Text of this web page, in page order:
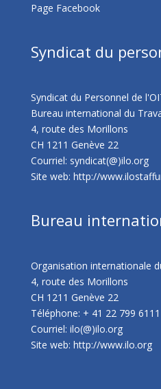
Page Facebook
Syndicat du
Syndicat du Personnel de
Bureau international du
4, route des Morillons
CH 1211 Genève 22
Courriel: syndicat(@)ilo.org
Site web: http://
Bureau
Organisation internationale
4, route des Morillons
CH 1211 Genève 22
Téléphone: + 41 22 799 6111
Courriel: ilo(@)ilo.org
Site web: http://www.ilo.org